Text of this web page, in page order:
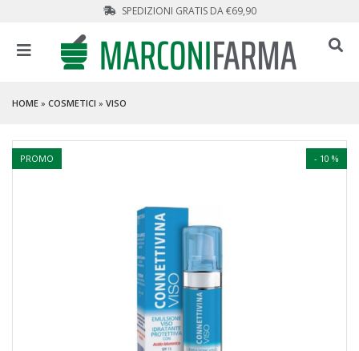
SPEDIZIONI GRATIS DA €69,90
HOME » COSMETICI » VISO
- 10 %
PROMO